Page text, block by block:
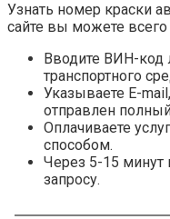
Узнать номер краски
сайте вы можете
Вводите ВИН-код
транспортного
Указываете E-
отправлен полный
Оплачиваете
способом.
Через 5-15 минут
запросу.